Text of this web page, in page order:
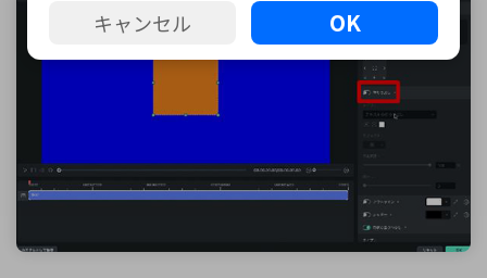
キャンセル OK